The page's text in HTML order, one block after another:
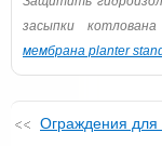
засыпки
мембрана planter
Ограждения для